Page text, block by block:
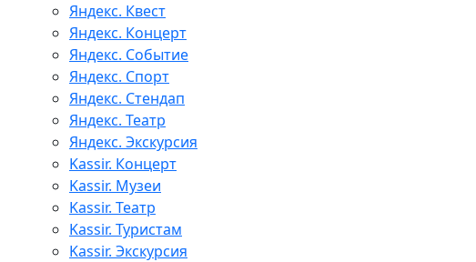
Яндекс. Квест
Яндекс. Концерт
Яндекс. Событие
Яндекс. Спорт
Яндекс. Стендап
Яндекс. Театр
Яндекс. Экскурсия
Kassir. Концерт
Kassir. Музеи
Kassir. Театр
Kassir. Туристам
Kassir. Экскурсия